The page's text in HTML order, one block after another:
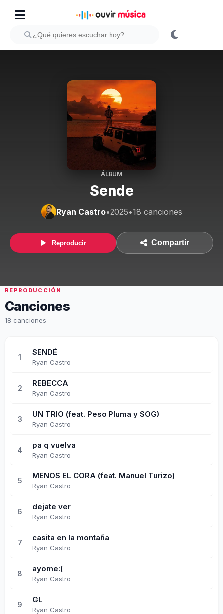
ÁLBUM
Sende
Ryan Castro•2025•18 canciones
Reproducir Compartir
REPRODUCCIÓN
Canciones
18 canciones
1
SENDÉ
Ryan Castro
2
REBECCA
Ryan Castro
3
UN TRIO (feat. Peso Pluma y SOG)
Ryan Castro
4
pa q vuelva
Ryan Castro
5
MENOS EL CORA (feat. Manuel Turizo)
Ryan Castro
6
dejate ver
Ryan Castro
7
casita en la montaña
Ryan Castro
8
ayome:(
Ryan Castro
9
GL
Ryan Castro